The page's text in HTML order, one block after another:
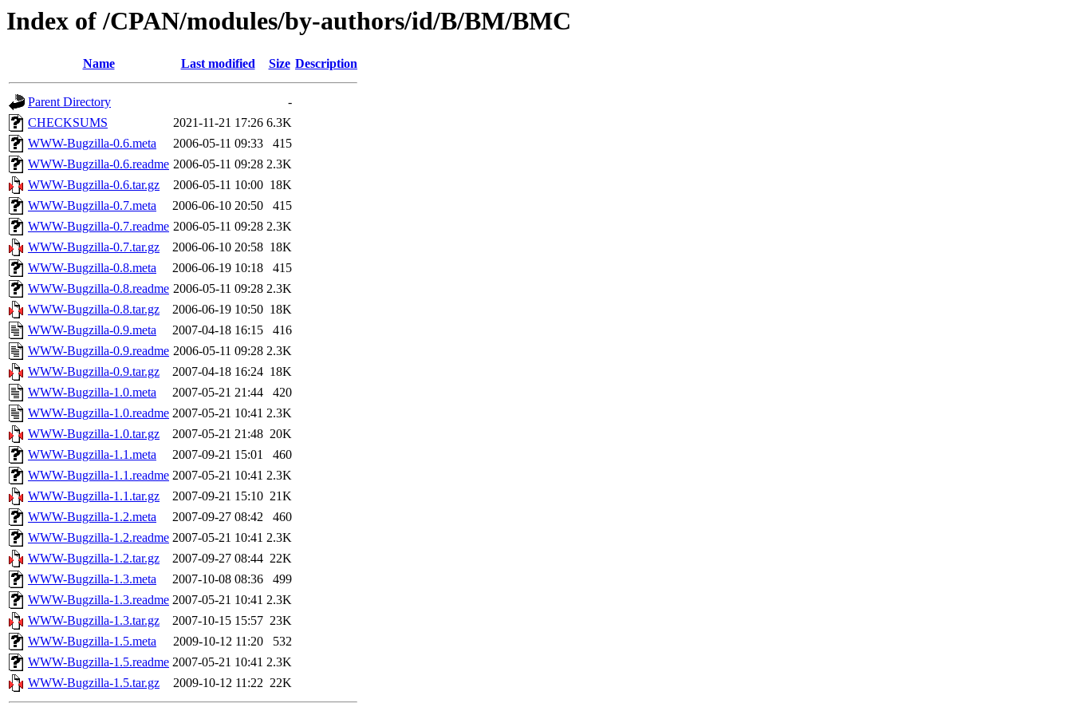
Index of /CPAN/modules/by-authors/id/B/BM/BMC
Name Last modified Size Description
Parent Directory
-
CHECKSUMS
2021-11-21 17:26 6.3K
WWW-Bugzilla-0.6.meta
2006-05-11 09:33
415
WWW-Bugzilla-0.6.readme 2006-05-11 09:28 2.3K
WWW-Bugzilla-0.6.tar.gz
2006-05-11 10:00 18K
WWW-Bugzilla-0.7.meta
2006-06-10 20:50
415
WWW-Bugzilla-0.7.readme 2006-05-11 09:28 2.3K
WWW-Bugzilla-0.7.tar.gz
2006-06-10 20:58 18K
WWW-Bugzilla-0.8.meta
2006-06-19 10:18
415
WWW-Bugzilla-0.8.readme 2006-05-11 09:28 2.3K
WWW-Bugzilla-0.8.tar.gz
2006-06-19 10:50 18K
WWW-Bugzilla-0.9.meta
2007-04-18 16:15
416
WWW-Bugzilla-0.9.readme 2006-05-11 09:28 2.3K
WWW-Bugzilla-0.9.tar.gz
2007-04-18 16:24 18K
WWW-Bugzilla-1.0.meta
2007-05-21 21:44
420
WWW-Bugzilla-1.0.readme 2007-05-21 10:41 2.3K
WWW-Bugzilla-1.0.tar.gz
2007-05-21 21:48 20K
WWW-Bugzilla-1.1.meta
2007-09-21 15:01
460
WWW-Bugzilla-1.1.readme 2007-05-21 10:41 2.3K
WWW-Bugzilla-1.1.tar.gz
2007-09-21 15:10 21K
WWW-Bugzilla-1.2.meta
2007-09-27 08:42
460
WWW-Bugzilla-1.2.readme 2007-05-21 10:41 2.3K
WWW-Bugzilla-1.2.tar.gz
2007-09-27 08:44 22K
WWW-Bugzilla-1.3.meta
2007-10-08 08:36
499
WWW-Bugzilla-1.3.readme 2007-05-21 10:41 2.3K
WWW-Bugzilla-1.3.tar.gz
2007-10-15 15:57 23K
WWW-Bugzilla-1.5.meta
2009-10-12 11:20
532
WWW-Bugzilla-1.5.readme 2007-05-21 10:41 2.3K
WWW-Bugzilla-1.5.tar.gz
2009-10-12 11:22 22K